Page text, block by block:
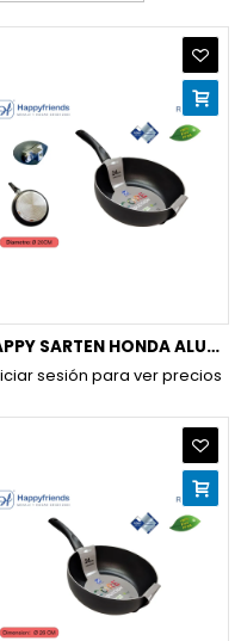
HAPPY SARTEN HONDA ALUM.INDUC. 20CM
sesión para ver precios